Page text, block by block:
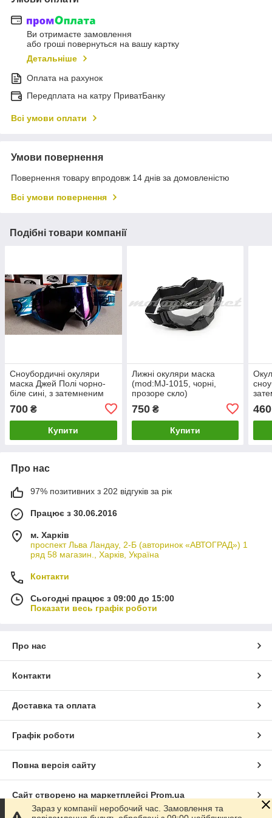
Ви отримаєте замовлення
або гроші повернуться на вашу картку
Детальніше
Оплата на рахунок
Передплата на катру ПриватБанку
Всі умови оплати
Умови повернення
Повернення товару впродовж 14 днів за домовленістю
Всі умови повернення
Подібні товари компанії
Сноубордичні окуляри
маска Джей Полі чорно-
біле сині, з затемненим
700 ₴
Купити
Лижні окуляри маска
(mod:MJ-1015, чорні,
прозоре скло)
750₴
Купити
460
Про нас
97% позитивних з 202 відгуків за рік
Працює з 30.06.2016
м. Харків
проспект Льва Ландау, 2-Б (авторинок «АВТОГРАД») 1
ряд 58 магазин., Харків, Україна
Контакти
Сьогодні працює з 09:00 до 15:00
Показати весь графік роботи
Про нас
Контакти
Доставка та оплата
Графік роботи
Повна версія сайту
Сайт створено на маркетплейсі Prom.ua
Зараз у компанії неробочий час. Замовлення та